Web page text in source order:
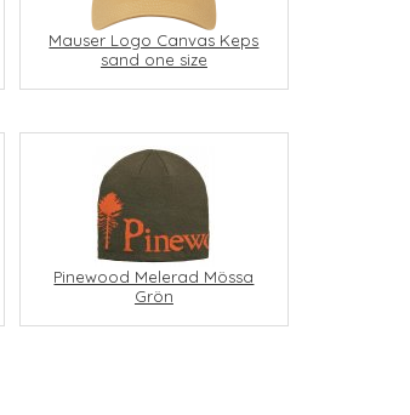
Mauser Logo Canvas Keps
sand one size
Pinewood Melerad Mössa
Grön